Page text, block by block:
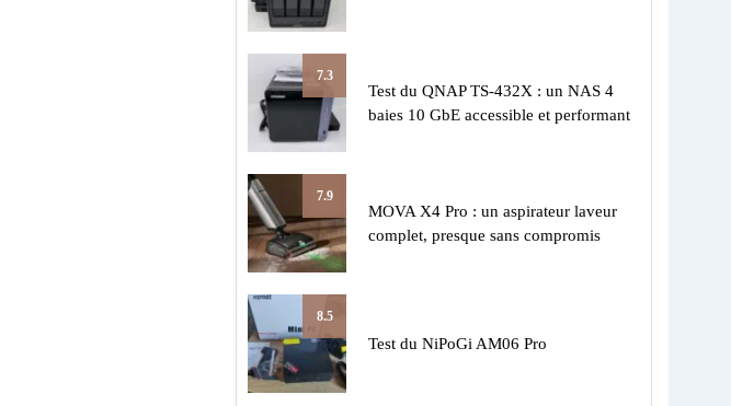
7.3
Test du QNAP TS-432X : un NAS 4
baies 10 GbE accessible et performant
7.9
MOVA X4 Pro : un aspirateur laveur
complet, presque sans compromis
8.5
Test du NiPoGi AM06 Pro